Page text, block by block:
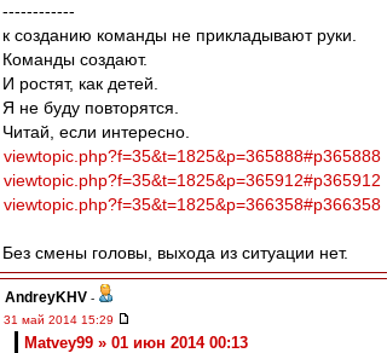
------------
к созданию команды не прикладывают руки.
Команды создают.
И ростят, как детей.
Я не буду повторятся.
Читай, если интересно.
viewtopic.php?f=35&t=1825&p=365888#p365888
viewtopic.php?f=35&t=1825&p=365912#p365912
viewtopic.php?f=35&t=1825&p=366358#p366358
Без смены головы, выхода из ситуации нет.
AndreyKHV -
31 май 2014 15:29
Matvey99 » 01 июн 2014 00:13